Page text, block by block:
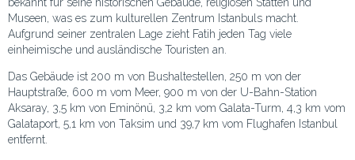
Museen, was es zum kulturellen Zentrum Istanbuls macht.
Aufgrund seiner zentralen Lage zieht Fatih jeden Tag viele
einheimische und ausländische Touristen an.
Das Gebäude ist 200 m von Bushaltestellen, 250 m von der
Hauptstraße, 600 m vom Meer, 900 m von der U-Bahn-Station
Aksaray, 3,5 km von Eminönü, 3,2 km vom Galata-Turm, 4,3 km vom
Galataport, 5,1 km von Taksim und 39,7 km vom Flughafen Istanbul
entfernt.